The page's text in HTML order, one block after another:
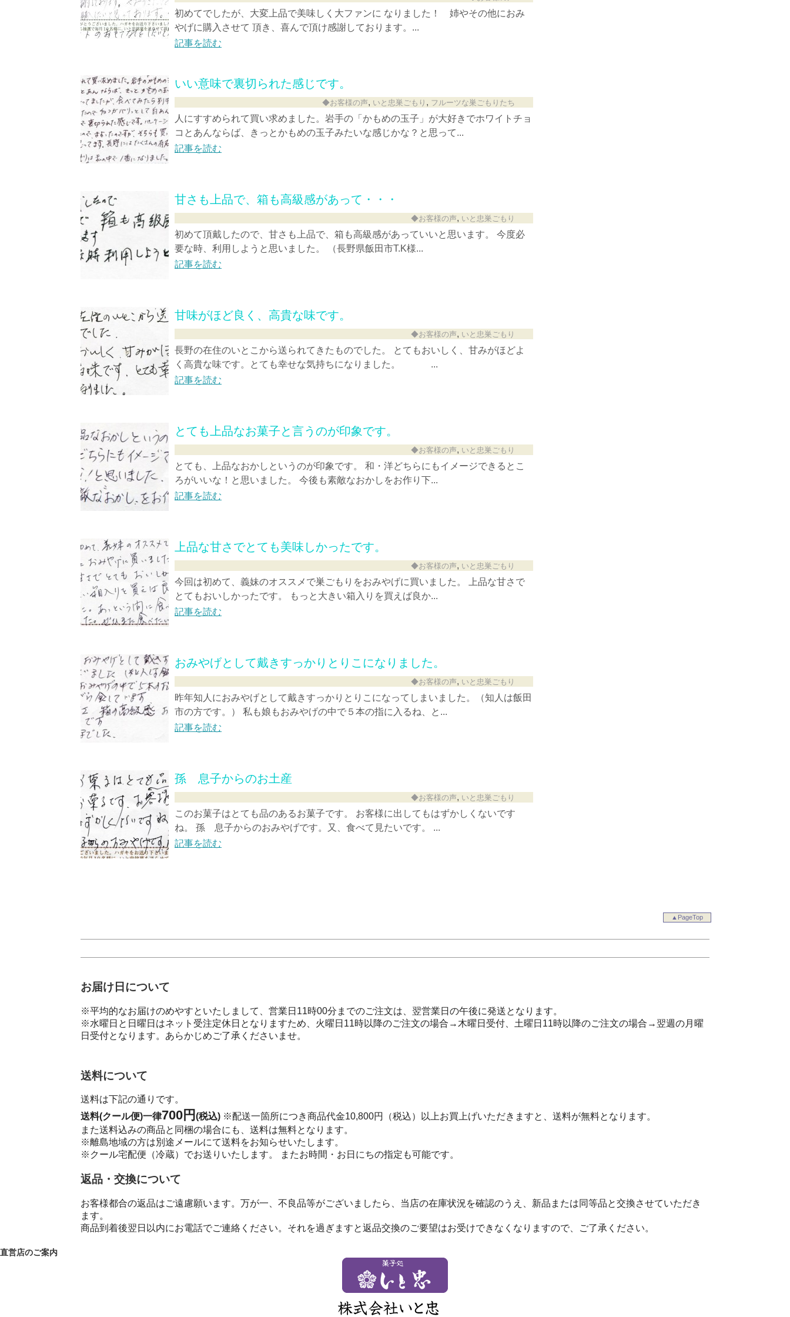
初めてでしたが、大変上品で美味しく大ファンに なりました！ 姉やその他におみ
やげに購入させて 頂き、喜んで頂け感謝しております。...
記事を読む
いい意味で裏切られた感じです。
◆お客様の声, いと忠巣ごもり , フルーツな巣ごもりたち
人にすすめられて買い求めました。岩手の「かもめの玉子」が大好きでホワイトチョ
コとあんならば、きっとかもめの玉子みたいな感じかな？と思って...
記事を読む
甘さも上品で、箱も高級感があって・・・
◆お客様の声, いと忠巣ごもり
初めて頂戴したので、甘さも上品で、箱も高級感があっていいと思います。 今度必
要な時、利用しようと思いました。 （長野県飯田市T.K様...
記事を読む
甘味がほど良く、高貴な味です。
◆お客様の声, いと忠巣ごもり
長野の在住のいとこから送られてきたものでした。 とてもおいしく、甘みがほどよ
く高貴な味です。とても幸せな気持ちになりました。 ...
記事を読む
とても上品なお菓子と言うのが印象です。
◆お客様の声, いと忠巣ごもり
とても、上品なおかしというのが印象です。 和・洋どちらにもイメージできるとこ
ろがいいな！と思いました。 今後も素敵なおかしをお作り下...
記事を読む
上品な甘さでとても美味しかったです。
◆お客様の声, いと忠巣ごもり
今回は初めて、義妹のオススメで巣ごもりをおみやげに買いました。 上品な甘さで
とてもおいしかったです。 もっと大きい箱入りを買えば良か...
記事を読む
おみやげとして戴きすっかりとりこになりました。
◆お客様の声, いと忠巣ごもり
昨年知人におみやげとして戴きすっかりとりこになってしまいました。（知人は飯田
市の方です。） 私も娘もおみやげの中で５本の指に入るね、と...
記事を読む
孫 息子からのお土産
◆お客様の声, いと忠巣ごもり
このお菓子はとても品のあるお菓子です。 お客様に出してもはずかしくないです
ね。 孫 息子からのおみやげです。又、食べて見たいです。 ...
記事を読む
▲PageTop
お届け日について
※平均的なお届けのめやすといたしまして、営業日11時00分までのご注文は、翌営業日の午後に発送となります。
※水曜日と日曜日はネット受注定休日となりますため、火曜日11時以降のご注文の場合→木曜日受付、土曜日11時以降のご注文の場合→翌週の月曜
日受付となります。あらかじめご了承くださいませ。
送料について
送料は下記の通りです。
送料(クール便)一律700円 (税込) ※配送一箇所につき商品代金10,800円（税込）以上お買上げいただきますと、送料が無料となります。
また送料込みの商品と同梱の場合にも、送料は無料となります。
※離島地域の方は別途メールにて送料をお知らせいたします。
※クール宅配便（冷蔵）でお送りいたします。 またお時間・お日にちの指定も可能です。
返品・交換について
お客様都合の返品はご遠慮願います。万が一、不良品等がございましたら、当店の在庫状況を確認のうえ、新品または同等品と交換させていただき
ます。
商品到着後翌日以内にお電話でご連絡ください。それを過ぎますと返品交換のご要望はお受けできなくなりますので、ご了承ください。
直営店のご案内